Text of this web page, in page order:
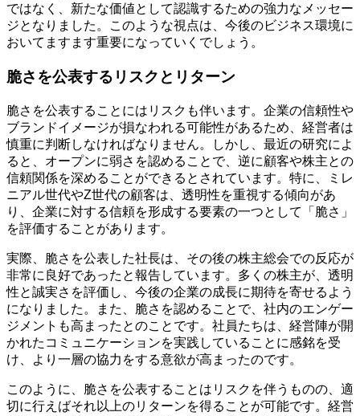
ではなく、新たな価値として認識するための強力なメッセー
ジとなりました。このような視点は、今後のビジネス環境に
おいてますます重要になっていくでしょう。
脆さを公表するリスクとリターン
脆さを公表することにはリスクも伴います。企業の信頼性や
ブランドイメージが損なわれる可能性があるため、経営者は
慎重に判断しなければなりません。しかし、最近の研究によ
ると、オープンに弱さを認めることで、逆に顧客や株主との
信頼関係を深めることができるとされています。特に、ミレ
ニアル世代やZ世代の顧客は、透明性を重視する傾向があ
り、企業に対する信頼を形成する要素の一つとして「脆さ」
を評価することがあります。
実際、脆さを公表した社長は、その後の株主総会での反応が
非常に良好であったと報告しています。多くの株主が、透明
性と誠実さを評価し、今後の企業の成長に期待を寄せるよう
になりました。また、脆さを認めることで、社内のエンゲー
ジメントも高まったとのことです。社員たちは、経営陣が開
かれたコミュニケーションを実践していることに感銘を受
け、より一層の協力をする意欲が高まったのです。
このように、脆さを公表することはリスクを伴うものの、適
切に行えばそれ以上のリターンを得ることが可能です。経営